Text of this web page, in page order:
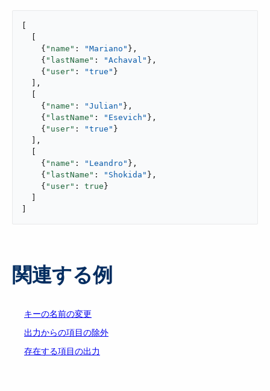
    {
"name" : "Mariano" },
    {
"lastName" : "Achaval" },
    {
"user" : "true" }
  ],
    {
"name" : "Julian" },
    {
"lastName" : "Esevich" },
    {
"user" : "true" }
  ],
    {
"name" : "Leandro" },
    {
"lastName" : "Shokida" },
    {
"user" : true }
関連する例
キーの名前の変更
出力からの項目の除外
存在する項目の出力